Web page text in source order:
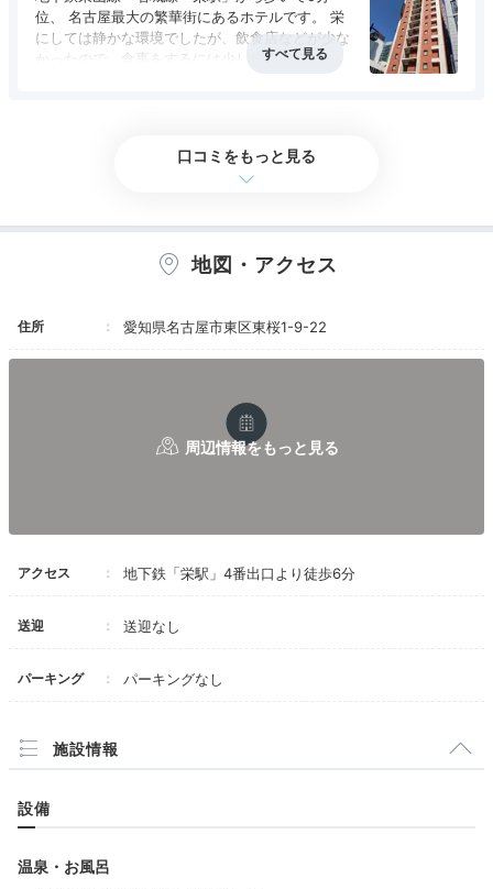
位、 名古屋最大の繁華街にあるホテルです。 栄
にしては静かな環境でしたが、飲食店などが少な
かったので、食事をするには少し歩く必要があり
口コミをもっと見る
地図・アクセス
住所 愛知県名古屋市東区東桜1-9-22
アクセス 地下鉄「栄駅」4番出口より徒歩6分
送迎 送迎なし
パーキング パーキングなし
施設情報
設備
温泉・お風呂